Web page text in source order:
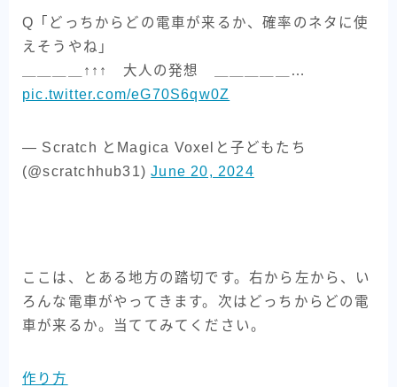
Q「どっちからどの電車が来るか、確率のネタに使
えそうやね」
＿＿＿＿↑↑↑ 大人の発想 ＿＿＿＿＿…
pic.twitter.com/eG70S6qw0Z
— Scratch とMagica Voxelと子どもたち
(@scratchhub31)June 20, 2024
ここは、とある地方の踏切です。右から左から、い
ろんな電車がやってきます。次はどっちからどの電
車が来るか。当ててみてください。
作り方